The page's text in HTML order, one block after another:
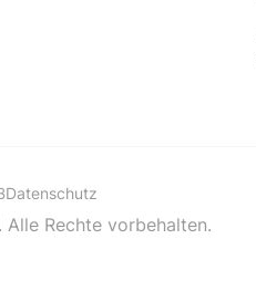
Datenschutz
Rechte vorbehalten.